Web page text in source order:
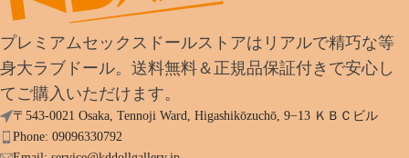
プレミアムセックスドールストアはリアルで精巧な等
身大ラブドール。送料無料＆正規品保証付きで安心し
てご購入いただけます。
〒543-0021 Osaka, Tennoji Ward, Higashikōzuchō, 9−13 ＫＢＣビル
Phone: 09096330792